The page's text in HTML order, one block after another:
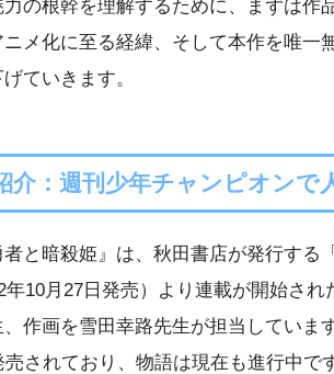
の根幹を理解するために、まずは作
メ化に至る経緯、そして本作を唯一
ていきます。
介：週刊少年チャンピオンで
者と暗殺姫』は、秋田書店が発行す
年10月27日発売）より連載が開始さ
、作画を雪田幸路先生が担当していま
売されており、物語は現在も進行中で